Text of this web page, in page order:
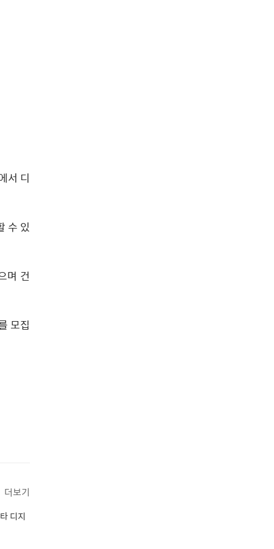
서 디
수 있
며 건
모집
더보기
디지